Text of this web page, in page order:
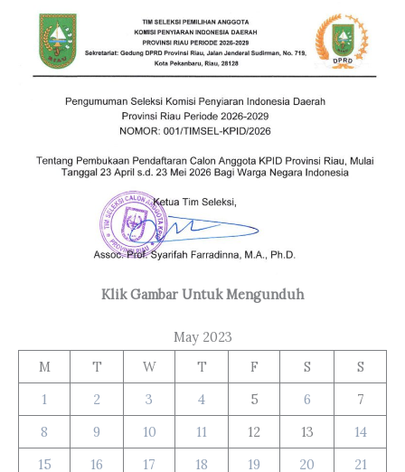
Klik Gambar Untuk Mengunduh
May 2023
M
T W T F S
S
1
2 3 4 5 6
7
8
9 10 11 12 13
14
15
16 17 18 19 20
21